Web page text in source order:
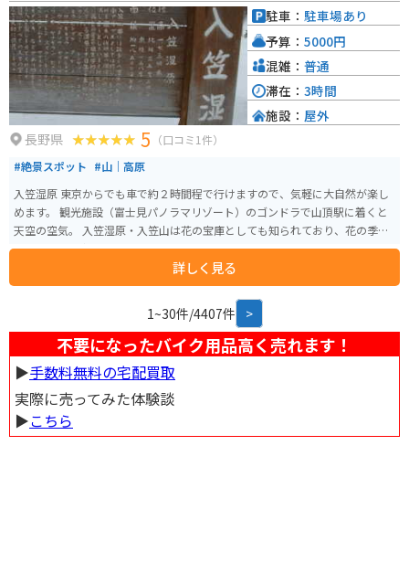
クも完備されています。周辺には、開田高原や御嶽山など、ツーリングスポッ
トも点在しており、拠点としても便利です。 木曽地方は、古くから漆器の産
地として知られており、道の駅 三岳でも、木曽漆器を購入することができま
す。木曽漆器は、堅牢で美しく、使い込むほどに味わいが増すのが特徴です。
お土産にいかがでしょうか。
長野県 5 （口コミ1件）
#絶景スポット #山｜高原
入笠湿原 東京からでも車で約２時間程で行けますので、気軽に大自然が楽し
めます。 観光施設（富士見パノラマリゾート）のゴンドラで山頂駅に着くと
天空の空気。 入笠湿原・入笠山は花の宝庫としても知られており、花の季節
は見に多くの方で賑わうようです。
詳しく見る
駐車： 駐車場あり
予算： 5000円
混雑： 普通
滞在： 3時間
施設： 屋外
1~30件/4407件 >
不要になったバイク用品高く売れます！
▶︎手数料無料の宅配買取
実際に売ってみた体験談
▶︎こちら